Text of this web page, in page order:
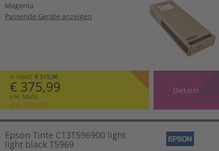
Magenta
Passende Geräte anzeigen
o. MwSt. € 315,96
€ 375,99
inkl. MwSt.
zzgl. Versand
Details
Epson Tinte C13T596900 light
light black T5969